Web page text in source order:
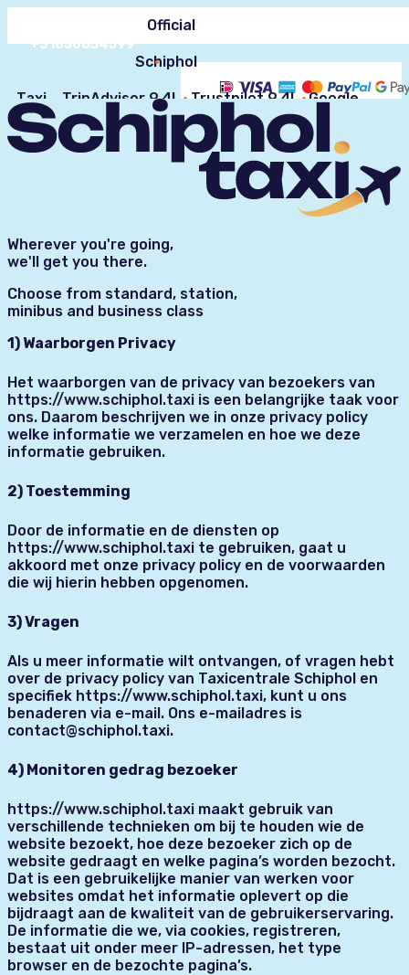
+31850654599
Official
Schiphol
Taxi TripAdvisor 9.4! Trustpilot 9.4! Google
Reviews 9.2!
Wherever you're going,
we'll get you there.
Choose from standard, station,
minibus and business class
1) Waarborgen Privacy
Het waarborgen van de privacy van bezoekers van
https://www.schiphol.taxi is een belangrijke taak voor
ons. Daarom beschrijven we in onze privacy policy
welke informatie we verzamelen en hoe we deze
informatie gebruiken.
2) Toestemming
Door de informatie en de diensten op
https://www.schiphol.taxi te gebruiken, gaat u
akkoord met onze privacy policy en de voorwaarden
die wij hierin hebben opgenomen.
3) Vragen
Als u meer informatie wilt ontvangen, of vragen hebt
over de privacy policy van Taxicentrale Schiphol en
specifiek https://www.schiphol.taxi, kunt u ons
benaderen via e-mail. Ons e-mailadres is
contact@schiphol.taxi.
4) Monitoren gedrag bezoeker
https://www.schiphol.taxi maakt gebruik van
verschillende technieken om bij te houden wie de
website bezoekt, hoe deze bezoeker zich op de
website gedraagt en welke pagina’s worden bezocht.
Dat is een gebruikelijke manier van werken voor
websites omdat het informatie oplevert op die
bijdraagt aan de kwaliteit van de gebruikerservaring.
De informatie die we, via cookies, registreren,
bestaat uit onder meer IP-adressen, het type
browser en de bezochte pagina’s.